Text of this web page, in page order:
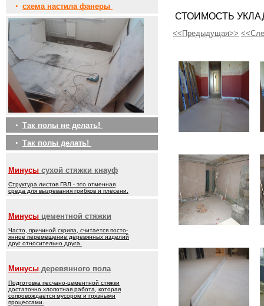
• схема настила фанеры
• Так полы не делать!
• Так полы делать!
Минусы сухой стяжки кнауф
Структура листов ГВЛ - это отменная
среда для вызревания грибков и плесени.
Минусы цементной стяжки
Часто, причиной скрипа, считается посто-
янное перемещение деревянных изделий
друг относительно друга.
Минусы деревянного пола
Подготовка песчано-цементной стяжки
достаточно хлопотная работа, которая
сопровождается мусором и грязными
процессами.
СТОИМОСТЬ
<<Предыдущая>>